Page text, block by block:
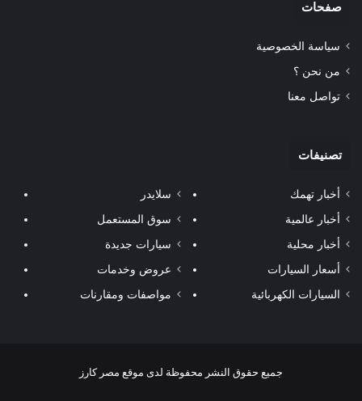
صفحات
سياسة الخصوصية
من نحن ؟
تواصل معنا
تصنيفات
أخبار تهمك
أخبار عالمية
أخبار محلية
أسعار السيارات
السيارات الكهربائية
سلايدر
سوق المستعمل
سيارات جديدة
عروض وخدمات
مواصفات ومقارنات
جميع حقوق النشر محفوظة لدى موقع مصر كارز